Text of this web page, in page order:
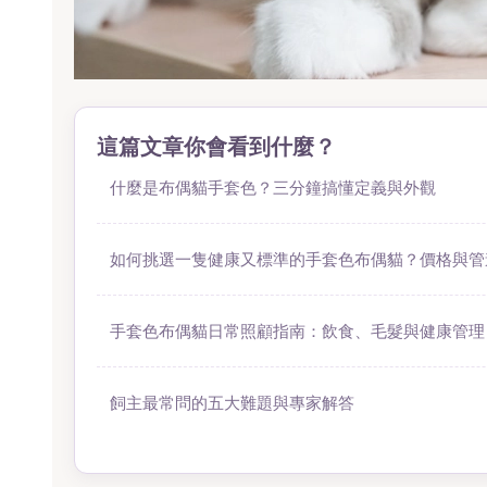
這篇文章你會看到什麼？
什麼是布偶貓手套色？三分鐘搞懂定義與外觀
如何挑選一隻健康又標準的手套色布偶貓？價格與
手套色布偶貓日常照顧指南：飲食、毛髮與健康管理
飼主最常問的五大難題與專家解答